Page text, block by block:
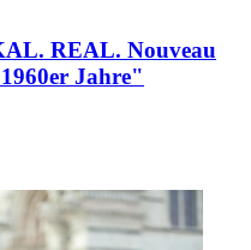
REAL. Nouveau
Jahre"